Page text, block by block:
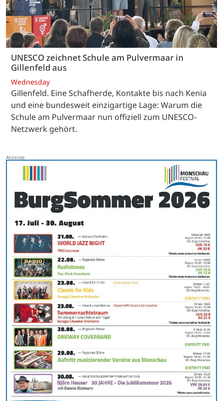
UNESCO zeichnet Schule am Pulvermaar in
Gillenfeld aus
Wednesday
Gillenfeld. Eine Schafherde, Kontakte bis nach Kenia
und eine bundesweit einzigartige Lage: Warum die
Schule am Pulvermaar nun offiziell zum UNESCO-
Netzwerk gehört.